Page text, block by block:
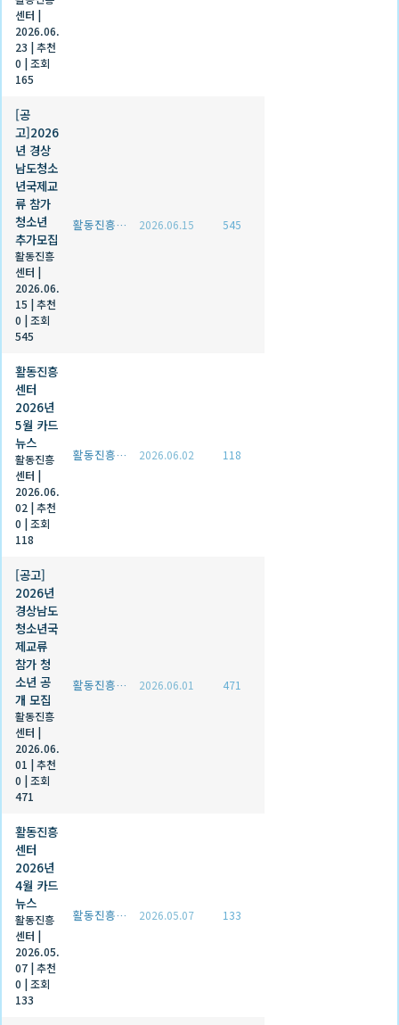
센터 |
2026.06.
23 |추천
0 |조회
165
[공
고]2026
년 경상
남도청소
년국제교
류 참가
청소년
추가모집
활동진흥
센터 |
2026.06.
15 |추천
0 |조회
545
활동진흥센터 2026.06.15 545
활동진흥
센터
2026년
5월 카드
뉴스
활동진흥
센터 |
2026.06.
02 |추천
0 |조회
118
활동진흥센터 2026.06.02 118
[공고]
2026년
경상남도
청소년국
제교류
참가 청
소년 공
개 모집
활동진흥
센터 |
2026.06.
01 |추천
0 |조회
471
활동진흥센터 2026.06.01 471
활동진흥
센터
2026년
4월 카드
뉴스
활동진흥
센터 |
2026.05.
07 |추천
0 |조회
133
활동진흥센터 2026.05.07 133